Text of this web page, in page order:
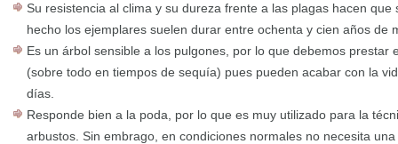
Su resistencia al clima y su dureza frente a las plagas hacen que
hecho los ejemplares suelen durar entre ochenta y cien años de
Es un árbol sensible a los pulgones, por lo que debemos prestar
(sobre todo en tiempos de sequía) pues pueden acabar con la
días.
Responde bien a la poda, por lo que es muy utilizado para la
arbustos. Sin embrago, en condiciones normales no necesita